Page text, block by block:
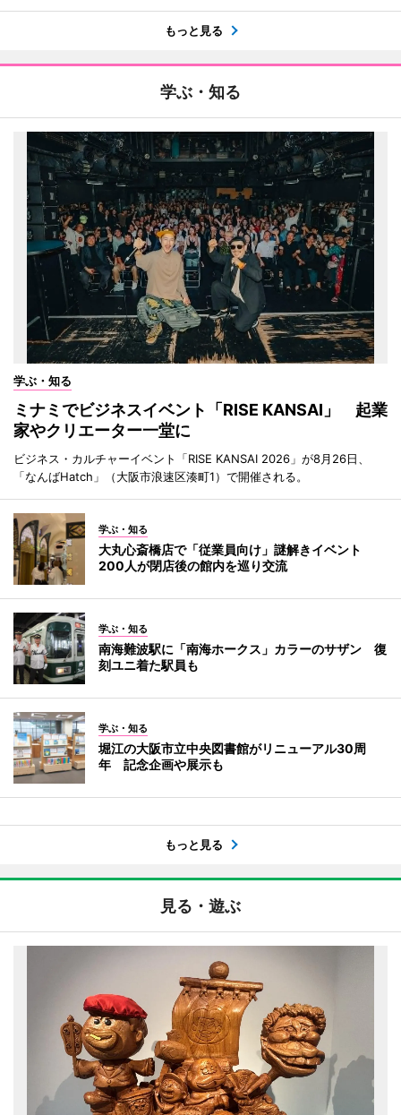
もっと見る
学ぶ・知る
学ぶ・知る
ミナミでビジネスイベント「RISE KANSAI」 起業
家やクリエーター一堂に
ビジネス・カルチャーイベント「RISE KANSAI 2026」が8月26日、
「なんばHatch」（大阪市浪速区湊町1）で開催される。
学ぶ・知る
大丸心斎橋店で「従業員向け」謎解きイベント
200人が閉店後の館内を巡り交流
学ぶ・知る
南海難波駅に「南海ホークス」カラーのサザン 復
刻ユニ着た駅員も
学ぶ・知る
堀江の大阪市立中央図書館がリニューアル30周
年 記念企画や展示も
もっと見る
見る・遊ぶ